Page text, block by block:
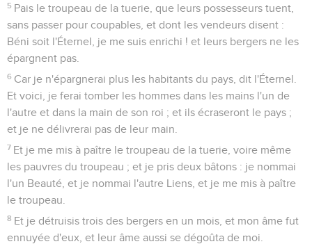
5 Pais le troupeau de la tuerie, que leurs possesseurs tuent,
sans passer pour coupables, et dont les vendeurs disent :
Béni soit l'Éternel, je me suis enrichi ! et leurs bergers ne les
épargnent pas.
6 Car je n'épargnerai plus les habitants du pays, dit l'Éternel.
Et voici, je ferai tomber les hommes dans les mains l'un de
l'autre et dans la main de son roi ; et ils écraseront le pays ;
et je ne délivrerai pas de leur main.
7 Et je me mis à paître le troupeau de la tuerie, voire même
les pauvres du troupeau ; et je pris deux bâtons : je nommai
l'un Beauté, et je nommai l'autre Liens, et je me mis à paître
le troupeau.
8 Et je détruisis trois des bergers en un mois, et mon âme fut
ennuyée d'eux, et leur âme aussi se dégoûta de moi.